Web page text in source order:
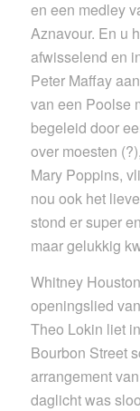
en een medley
Aznavour. En u
afwisselend en
Peter Maffay
van een Poolse
begeleid door
over moesten
Mary Poppins,
nou ook het
stond er super
maar gelukkig
Whitney
openingslied
Theo Lokin liet
Bourbon Street
arrangement
daglicht was